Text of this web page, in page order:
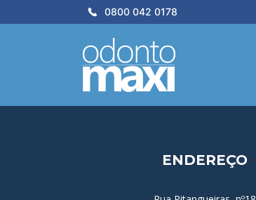
0800 042 0178
ENDEREÇO